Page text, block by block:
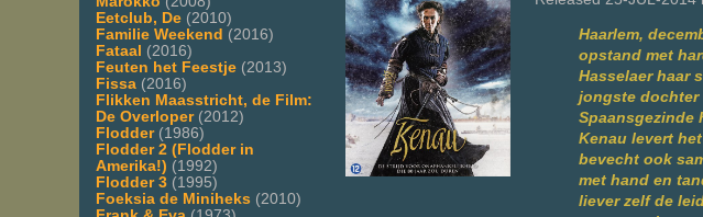
Eetclub, De (2010)
Familie Weekend (2016)
Fataal (2016)
Feuten het Feestje (2013)
Fissa (2016)
Flikken Maasstricht, de Film:
De Overloper(2012)
Flodder(1986)
Flodder 2 (Flodder in
Amerika!) (1992)
Flodder 3 (1995)
Foeksia de Miniheks (2010)
Haarlem,
opstand met
Hasselaer haar
jongste dochter
Spaansgezinde
Kenau levert
bevecht ook
met hand en
liever zelf de